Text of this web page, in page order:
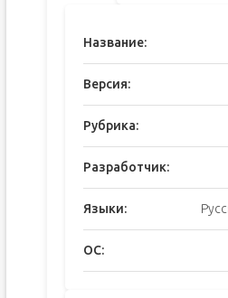
Название:
Версия:
Рубрика:
Разработчик:
Языки:
ОС: